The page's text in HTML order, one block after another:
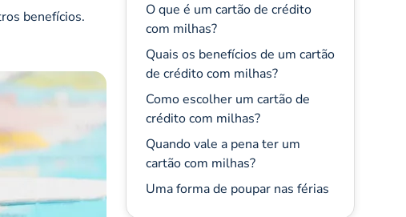
benefícios.
O que é um cartão de crédito
com milhas?
Quais os benefícios de um cartão
de crédito com milhas?
Como escolher um cartão de
crédito com milhas?
Quando vale a pena ter um
cartão com milhas?
Uma forma de poupar nas férias